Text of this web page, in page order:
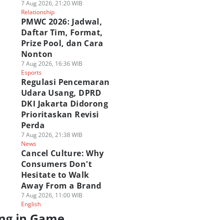
7 Aug 2026, 21:20 WIB
Relationship
PMWC 2026: Jadwal,
Daftar Tim, Format,
Prize Pool, dan Cara
Nonton
7 Aug 2026, 16:36 WIB
Esports
Regulasi Pencemaran
Udara Usang, DPRD
DKI Jakarta Didorong
Prioritaskan Revisi
Perda
7 Aug 2026, 21:38 WIB
News
Cancel Culture: Why
Consumers Don't
Hesitate to Walk
Away From a Brand
7 Aug 2026, 11:00 WIB
English